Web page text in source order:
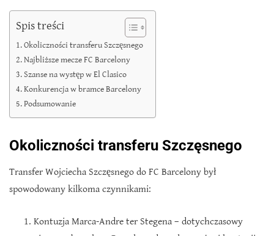
Spis treści
Okoliczności transferu Szczęsnego
Najbliższe mecze FC Barcelony
Szanse na występ w El Clasico
Konkurencja w bramce Barcelony
Podsumowanie
Okoliczności transferu Szczęsnego
Transfer Wojciecha Szczęsnego do FC Barcelony był
spowodowany kilkoma czynnikami:
Kontuzja Marca-Andre ter Stegena – dotychczasowy